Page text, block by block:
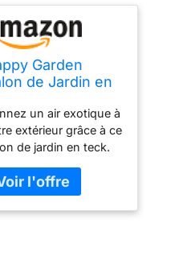
Garden
de Jardin en
Ovale
- 8
un air exotique à
extérieur grâce à ce
de jardin en teck.
à 240 × l 100 × H
- Chaises : L 45 × l
H 90cm Matières :
: bois clair